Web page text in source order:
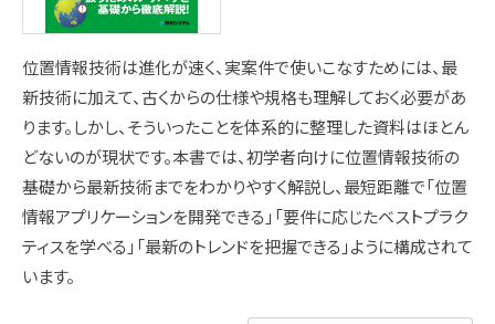
位置情報技術は進化が速く、実案件で使いこなすためには、最
新技術に加えて、古くからの仕様や規格も理解しておく必要があ
ります。しかし、そういったことを体系的に整理した資料はほとん
どないのが現状です。本書では、初学者向けに位置情報技術の
基礎から最新技術までをわかりやすく解説し、最短距離で「位置
情報アプリケーションを開発できる」「要件に応じたベストプラク
ティスを学べる」「最新のトレンドを把握できる」ように構成されて
います。